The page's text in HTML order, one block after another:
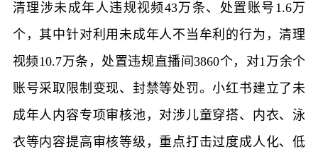
清理涉未成年人违规视频43万条、处置账号1.6万
个，其中针对利用未成年人不当牟利的行为，清理
视频10.7万条，处置违规直播间3860个，对1万余个
账号采取限制变现、封禁等处罚。小红书建立了未
成年人内容专项审核池，对涉儿童穿搭、内衣、泳
衣等内容提高审核等级，重点打击过度成人化、低